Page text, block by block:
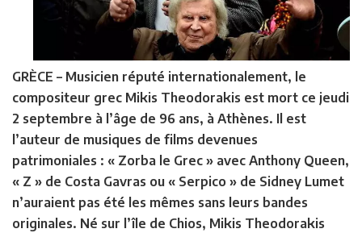
GRÈCE – Musicien réputé internationalement, le
compositeur grec Mikis Theodorakis est mort ce jeudi
2 septembre à l’âge de 96 ans, à Athènes. Il est
l’auteur de musiques de films devenues
patrimoniales : « Zorba le Grec » avec Anthony Queen,
« Z » de Costa Gavras ou « Serpico » de Sidney Lumet
n’auraient pas été les mêmes sans leurs bandes
originales. Né sur l’île de Chios, Mikis Theodorakis